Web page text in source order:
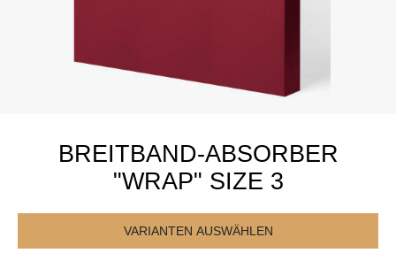
BREITBAND-ABSORBER
"WRAP" SIZE 3
VARIANTEN AUSWÄHLEN